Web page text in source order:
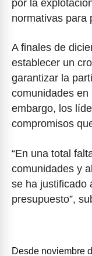
normativas para
A finales de
establecer un
garantizar la
comunidades en
embargo, los
compromisos
“En una total
comunidades y
se ha justificado
presupuesto”,
Desde noviembre